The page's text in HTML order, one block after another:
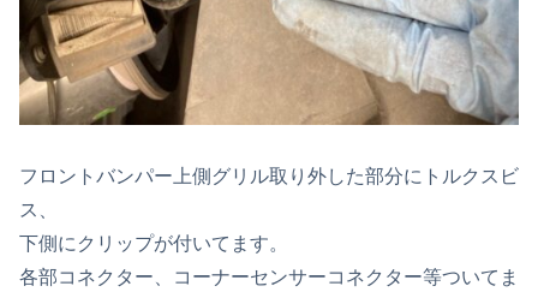
フロントバンパー上側グリル取り外した部分にトルクスビ
ス、
下側にクリップが付いてます。
各部コネクター、コーナーセンサーコネクター等ついてま